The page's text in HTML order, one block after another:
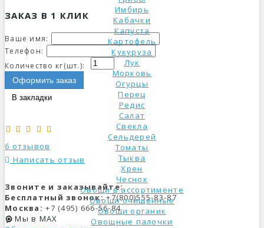
Имбирь
Кабачки
Капуста
Картофель
Кукуруза
Лук
Морковь
Огурцы
Перец
Редис
Салат
Свекла
Сельдерей
Томаты
Тыква
Хрен
Чеснок
Овощи в ассортименте
Овощи очищенные
Овощи органик
Овощные палочки
ЗАКАЗ В 1 КЛИК
Ваше имя:
Телефон:
Количество кг(шт.):
Оформить заказ
В закладки
6 отзывов
Написать отзыв
Звоните и заказывайте:
Бесплатный звонок:+7(800)555-83-87
Москва: +7 (495) 666-56-84
Мы в MAX